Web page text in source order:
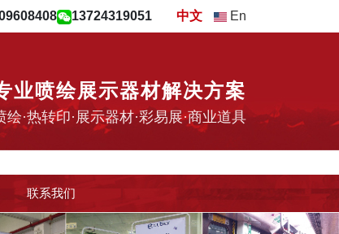
13724319051 中文 En
业喷绘展示器材解决方案
绘·热转印·展示器材·彩易展·商业道具
联系我们